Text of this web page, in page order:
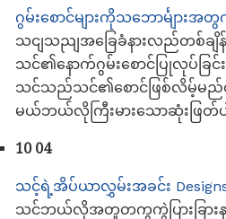
ဂွမ်းစောင်များကိုသဘောင်္မျ
သငျသညျအခြေခံနားလည်တ
သင်၏နောက်ဂွမ်းစောင်ပြုလုပ်ခြင်
သင်သည်သင်၏စောင်ဖြစ်လိမ့်မည်
မယ်ဘယ်လိုကြီးမားသောဆုံးဖြတ်
10 04
သင့်ရဲ့အိပ်ယာလွှမ်းအခင်း Designs
သင်ဘယ်လိုအတူတကွကွဲပြားခြားနာ